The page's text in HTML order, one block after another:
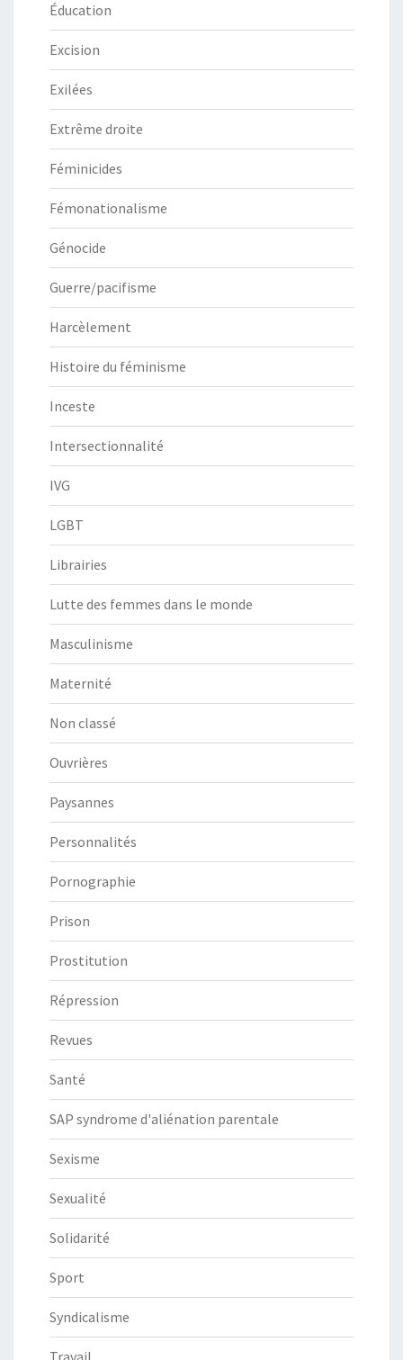
Éducation
Excision
Exilées
Extrême droite
Féminicides
Fémonationalisme
Génocide
Guerre/pacifisme
Harcèlement
Histoire du féminisme
Inceste
Intersectionnalité
IVG
LGBT
Librairies
Lutte des femmes dans le monde
Masculinisme
Maternité
Non classé
Ouvrières
Paysannes
Personnalités
Pornographie
Prison
Prostitution
Répression
Revues
Santé
SAP syndrome d'aliénation parentale
Sexisme
Sexualité
Solidarité
Sport
Syndicalisme